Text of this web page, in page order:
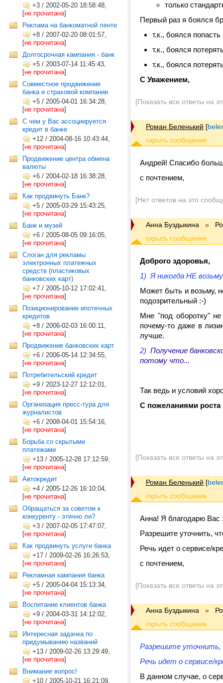
+3 / 2002-05-20 18:58:48,
[не прочитана]
Реклама на банкоматной ленте
+8 / 2007-02-20 08:01:57,
[не прочитана]
Долгосрочная кампания - банк
+5 / 2003-07-14 11:45:43,
[не прочитана]
Совместное продвижение
банка и страховой компании
+5 / 2005-04-01 16:34:28,
[не прочитана]
С чем у Вас ассоциируется
кредит в банке
+12 / 2004-08-16 10:43:44,
[не прочитана]
Продвижение центра обмена
валюты
+6 / 2004-02-18 16:38:28,
[не прочитана]
Как продвинуть Банк?
+5 / 2005-03-29 15:43:25,
[не прочитана]
Банк и музей
+6 / 2005-08-05 09:16:05,
[не прочитана]
Слоган для рекламы
электронных платежных
средств (пластиковых
банковских карт)
+7 / 2005-10-12 17:02:41,
[не прочитана]
Позиционирование ипотечных
кредитов
+8 / 2006-02-03 16:00:11,
[не прочитана]
Продвижение банковских карт
+6 / 2006-05-14 12:34:55,
[не прочитана]
Потребительский кредит
+9 / 2023-12-27 12:12:01,
[не прочитана]
Организация пресс-тура для
журналистов
+6 / 2008-04-01 15:54:16,
[не прочитана]
Борьба со скрытыми
платежами
+13 / 2005-12-28 17:12:59,
[не прочитана]
Автокредит
+4 / 2005-12-26 16:10:04,
[не прочитана]
Обращаться за советом к
конкуренту - этично ли?
+3 / 2007-02-05 17:47:07,
[не прочитана]
Как продвинуть услуги банка
+17 / 2009-02-26 16:26:53,
[не прочитана]
Рекламная кампания банка
+5 / 2005-04-04 15:13:34,
[не прочитана]
Воспитание клиентов банка
+9 / 2004-03-31 14:12:02,
[не прочитана]
Интересная задачка по
придумыванию названий
+13 / 2009-02-26 13:29:49,
[не прочитана]
Внимание вопрос!
+10 / 2005-10-21 16:21:09,
только
Первый раз я боялся
т.к., боялся
т.к., боялся
т.к., боялся
С Уважением,
[Показать все ответы на
Роман Беленький [
Андрей! Спасибо
с почтением,
[Нет ответов на это
Анна Буздыкина »
Доброго здоровья,
1) Я никогда НЕ
Может быть и возьму,
подозрительный :-)
Мне "под оборотку"
почему-то даже в
лучше.
2) Получение
потому что...
Так ведь и условий
С пожеланиями
[Показать все ответы на
Роман Беленький [
Анна! Я благодарю Вас
Разрешите уточнить,
Речь идет о сервисе/
с почтением,
[Показать все ответы на
Анна Буздыкина »
Разрешите уточнить,
Речь идет о сервисе/
В данном случае, о